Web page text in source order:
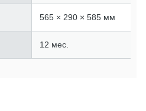
565 × 290 × 585 мм
12 мес.